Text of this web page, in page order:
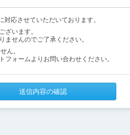
応させていただいております。
ざいます。
ませんのでご了承ください。
ん。
ォームよりお問い合わせください。
送信内容の確認